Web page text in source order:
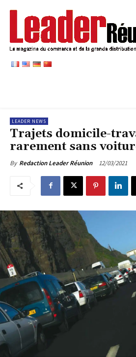
LEADER NEWS
Trajets domicile-
rarement sans
By Redaction Leader Réunion 12/03/2021